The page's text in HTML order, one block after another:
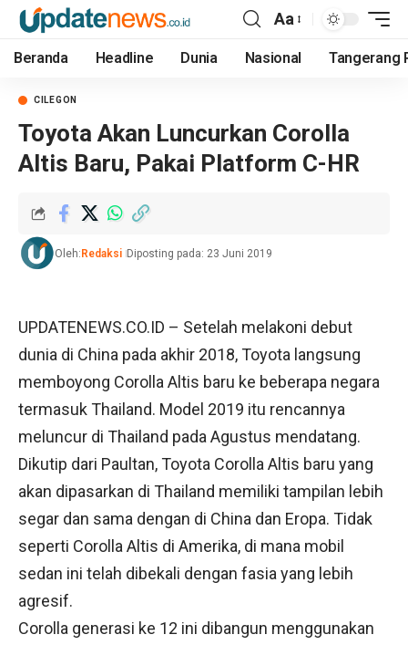
Aa
Beranda Headline Dunia Nasional Tangerang
CILEGON
Toyota Akan Luncurkan Corolla
Altis Baru, Pakai Platform C-HR
Oleh: Redaksi Diposting pada: 23 Juni 2019
UPDATENEWS.CO.ID – Setelah melakoni debut
dunia di China pada akhir 2018, Toyota langsung
memboyong Corolla Altis baru ke beberapa negara
termasuk Thailand. Model 2019 itu rencannya
meluncur di Thailand pada Agustus mendatang.
Dikutip dari Paultan, Toyota Corolla Altis baru yang
akan dipasarkan di Thailand memiliki tampilan lebih
segar dan sama dengan di China dan Eropa. Tidak
seperti Corolla Altis di Amerika, di mana mobil
sedan ini telah dibekali dengan fasia yang lebih
agresif.
Corolla generasi ke 12 ini dibangun menggunakan